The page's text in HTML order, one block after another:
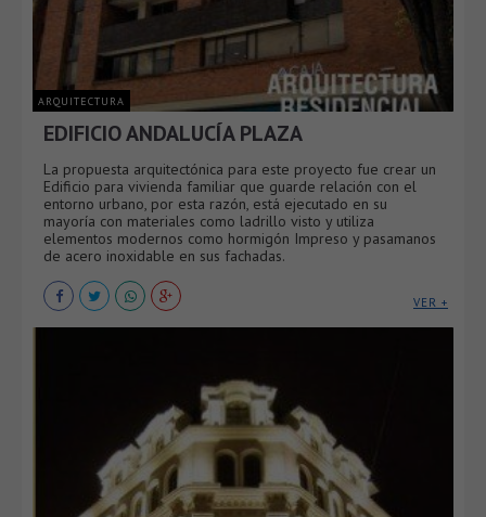
ARQUITECTURA
EDIFICIO ANDALUCÍA PLAZA
La propuesta arquitectónica para este proyecto fue crear un
Edificio para vivienda familiar que guarde relación con el
entorno urbano, por esta razón, está ejecutado en su
mayoría con materiales como ladrillo visto y utiliza
elementos modernos como hormigón Impreso y pasamanos
de acero inoxidable en sus fachadas.
VER +